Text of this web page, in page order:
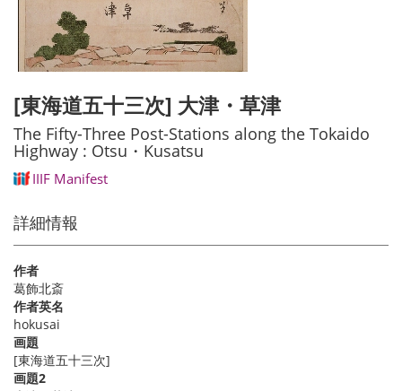
[東海道五十三次] 大津・草津
The Fifty-Three Post-Stations along the Tokaido
Highway : Otsu・Kusatsu
IIIF Manifest
詳細情報
作者
葛飾北斎
作者英名
hokusai
画題
[東海道五十三次]
画題2